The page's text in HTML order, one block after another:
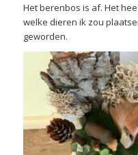
Het berenbos is af. Het
welke dieren ik zou
geworden.